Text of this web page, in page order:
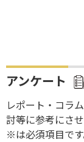
アンケート
レポート・コラ
討等に参考にさ
※は必須項目です